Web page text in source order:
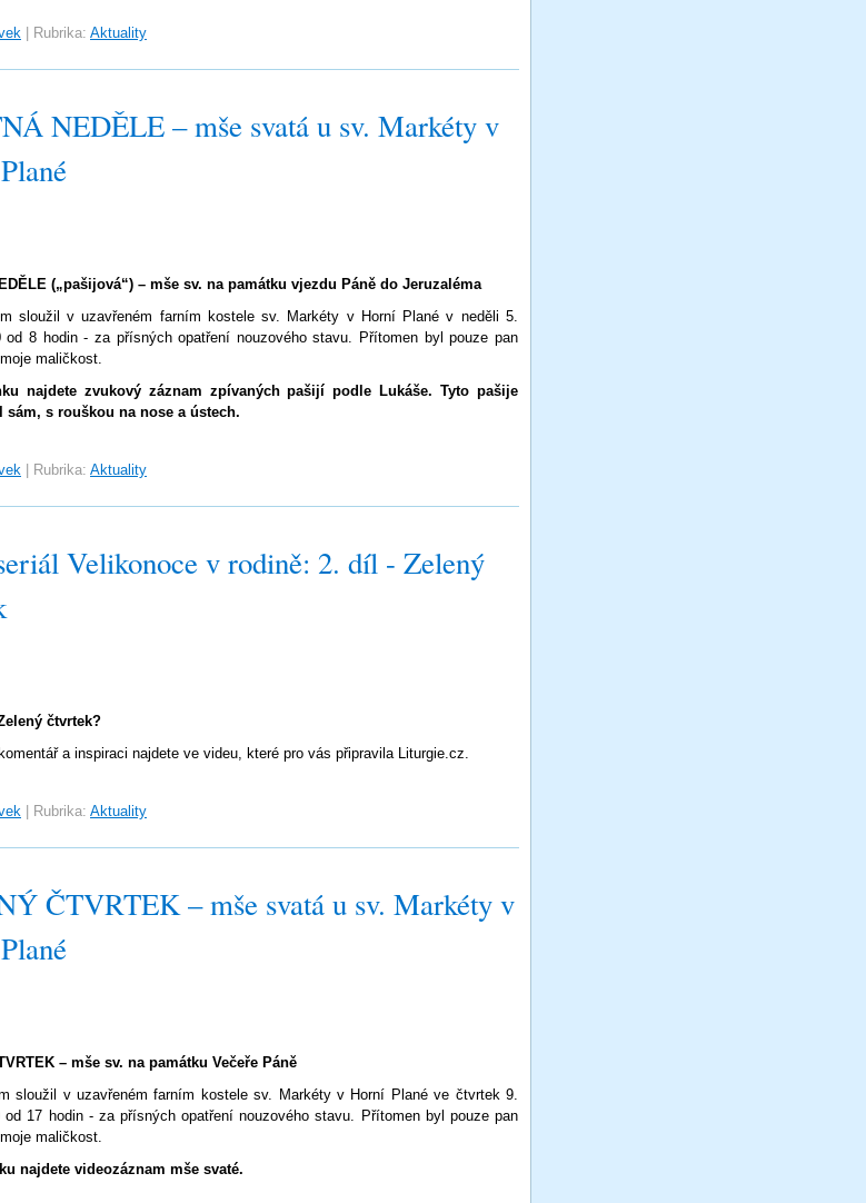
Rubrika: Aktuality
NEDĚLE – mše svatá u sv. Markéty v
(„pašijová“) – mše sv. na památku vjezdu Páně do Jeruzaléma
sloužil v uzavřeném farním kostele sv. Markéty v Horní Plané v neděli 5.
od 8 hodin - za přísných opatření nouzového stavu. Přítomen byl pouze pan
maličkost.
najdete zvukový záznam zpívaných pašijí podle Lukáše. Tyto pašije
sám, s rouškou na nose a ústech.
Rubrika: Aktuality
Velikonoce v rodině: 2. díl - Zelený
čtvrtek?
a inspiraci najdete ve videu, které pro vás připravila Liturgie.cz.
Rubrika: Aktuality
ČTVRTEK – mše svatá u sv. Markéty v
– mše sv. na památku Večeře Páně
sloužil v uzavřeném farním kostele sv. Markéty v Horní Plané ve čtvrtek 9.
od 17 hodin - za přísných opatření nouzového stavu. Přítomen byl pouze pan
maličkost.
najdete videozáznam mše svaté.